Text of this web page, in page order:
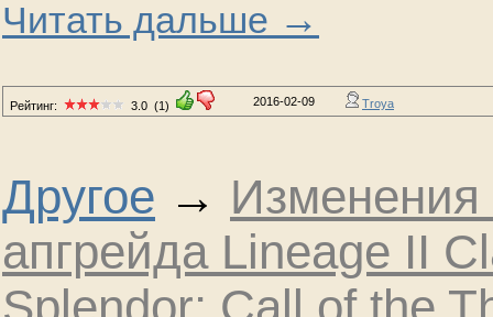
Читать дальше →
Рейтинг: 3.0 (1) 2016-02-09 Troya
Другое → Изменения
апгрейда Lineage II